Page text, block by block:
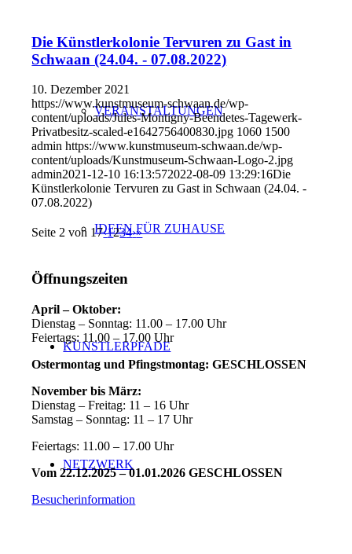
VERANSTALTUNGEN
IDEEN FÜR ZUHAUSE
KÜNSTLERPFADE
NETZWERK
Die Künstlerkolonie Tervuren zu Gast in
Schwaan (24.04. - 07.08.2022)
10. Dezember 2021
https://www.kunstmuseum-schwaan.de/wp-
content/uploads/Jules-Montigny-Beendetes-Tagewerk-
Privatbesitz-scaled-e1642756400830.jpg 1060 1500
admin https://www.kunstmuseum-schwaan.de/wp-
content/uploads/Kunstmuseum-Schwaan-Logo-2.jpg
admin2021-12-10 16:13:572022-08-09 13:29:16Die
Künstlerkolonie Tervuren zu Gast in Schwaan (24.04. -
07.08.2022)
Seite 2 von 17‹1234›»
Öffnungszeiten
April – Oktober:
Dienstag – Sonntag: 11.00 – 17.00 Uhr
Feiertags: 11.00 – 17.00 Uhr
Ostermontag und Pfingstmontag: GESCHLOSSEN
November bis März:
Dienstag – Freitag: 11 – 16 Uhr
Samstag – Sonntag: 11 – 17 Uhr
Feiertags: 11.00 – 17.00 Uhr
Vom 22.12.2025 – 01.01.2026 GESCHLOSSEN
Besucherinformation